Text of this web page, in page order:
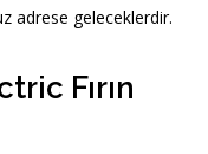
adrese geleceklerdir.
Fırın